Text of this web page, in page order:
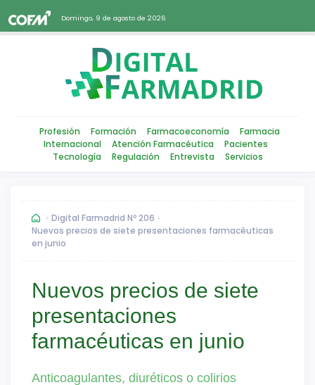
Domingo, 9 de agosto de 2026
Profesión Formación Farmacoeconomía
Farmacia
Internacional
Atención Farmacéutica
Pacientes
Tecnología
Regulación Entrevista Servicios
Digital Farmadrid Nº 206
Nuevos precios de siete presentaciones farmacéuticas
en junio
Nuevos precios de siete
presentaciones
farmacéuticas en junio
Anticoagulantes, diuréticos o colirios